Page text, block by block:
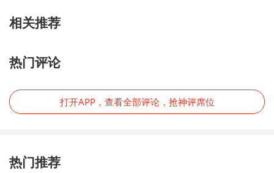
相关推荐
热门评论
打开APP，查看全部评论，抢神评席位
热门推荐